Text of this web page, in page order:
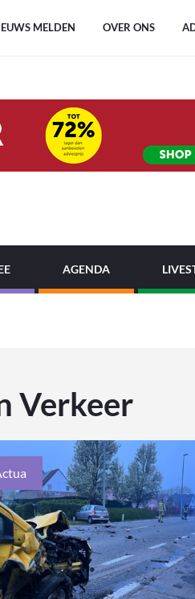
MELDEN OVER ONS
AGENDA
Verkeer